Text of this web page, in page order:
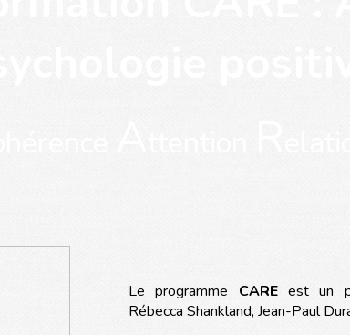
Le programme CAREest un
Rébecca Shankland, Jean-Paul